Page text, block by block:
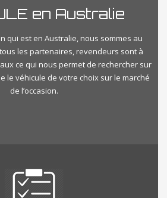
en Australie
qui est en Australie, nous sommes au
les partenaires, revendeurs sont à
ce qui nous permet de rechercher sur
le véhicule de votre choix sur le marché
de l’occasion.